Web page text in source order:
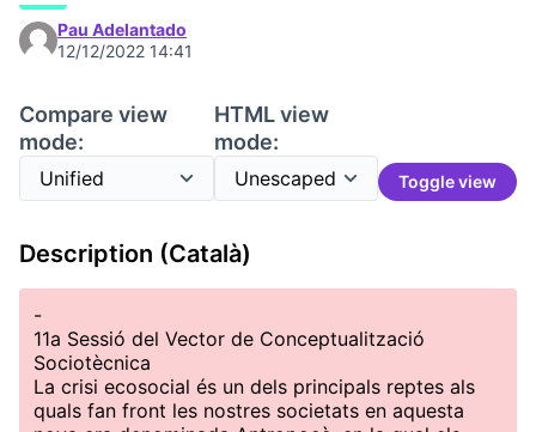
Pau Adelantado
12/12/2022 14:41
Compare view
mode:
HTML view
mode:
Toggle view
Description (Català)
-
11a Sessió del Vector de Conceptualització
Sociotècnica
La crisi ecosocial és un dels principals reptes als
quals fan front les nostres societats en aquesta